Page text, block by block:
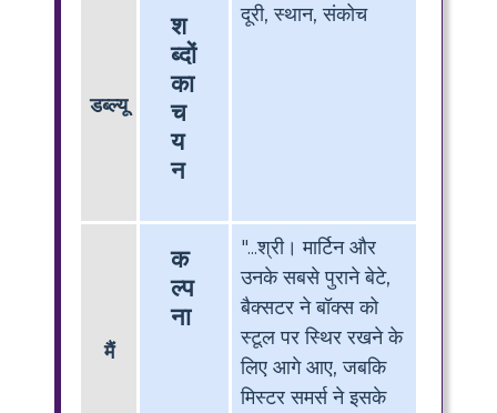
डब्ल्यू
श
ब्दों
का
च
य
न
दूरी, स्थान, संकोच
मैं
क
ल्प
ना
"...श्री। मार्टिन और
उनके सबसे पुराने बेटे,
बैक्सटर ने बॉक्स को
स्टूल पर स्थिर रखने के
लिए आगे आए, जबकि
मिस्टर समर्स ने इसके